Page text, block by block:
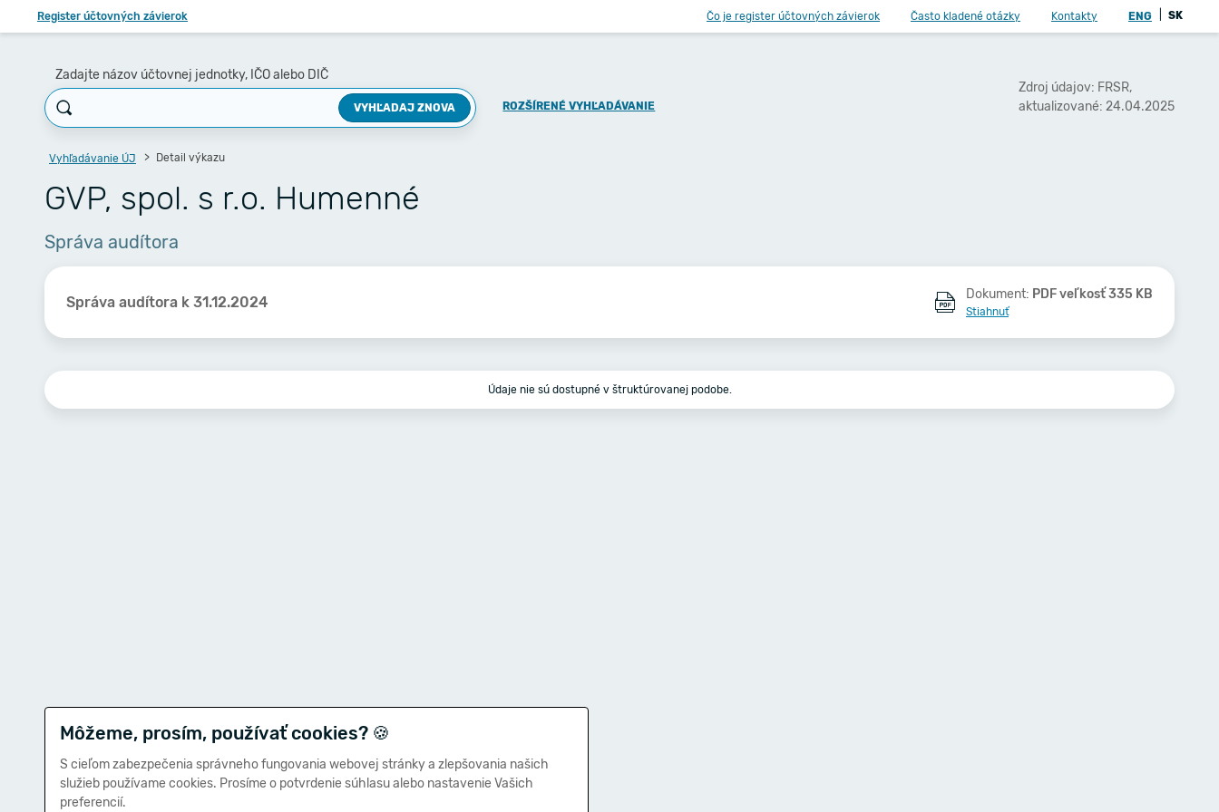
Register účtovných závierok Čo je register účtovných závierok Často kladené otázky Kontakty ENG SK
Zadajte názov účtovnej jednotky, IČO alebo DIČ
VYHĽADAJ ZNOVA ROZŠÍRENÉ VYHĽADÁVANIE
Zdroj údajov: FRSR,
aktualizované: 24.04.2025
Vyhľadávanie ÚJ Detail výkazu
GVP, spol. s r.o. Humenné
Správa audítora
Správa audítora k 31.12.2024 Dokument: PDF veľkosť 335 KB
Stiahnuť
Údaje nie sú dostupné v štruktúrovanej podobe.
Môžeme, prosím, používať cookies? 🍪
S cieľom zabezpečenia správneho fungovania webovej stránky a zlepšovania našich
služieb používame cookies. Prosíme o potvrdenie súhlasu alebo nastavenie Vašich
preferencií.